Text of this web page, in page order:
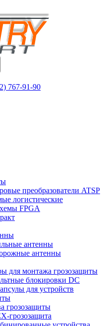
767-91-90
преобразователи ATSP
логистические
FPGA
антенны
антенны
для монтажа грозозащиты
блокировки DC
для устройств
грозозащиты
грозозащита